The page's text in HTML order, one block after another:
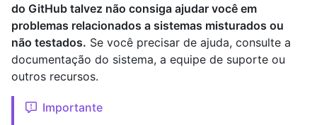
do GitHub talvez não consiga ajudar você em
problemas relacionados a sistemas misturados ou
não testados. Se você precisar de ajuda, consulte a
documentação do sistema, a equipe de suporte ou
outros recursos.
Importante